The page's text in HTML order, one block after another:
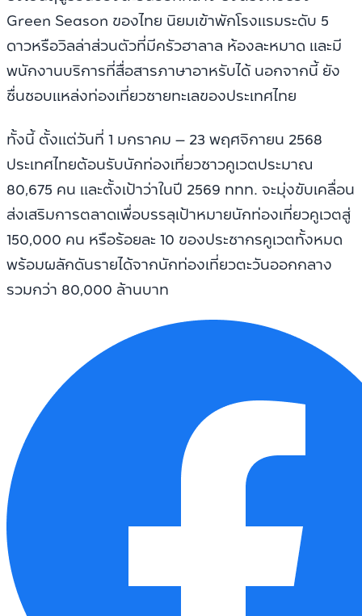
Green Season ของไทย นิยมเข้าพักโรงแรมระดับ 5
ดาวหรือวิลล่าส่วนตัวที่มีครัวฮาลาล ห้องละหมาด และมี
พนักงานบริการที่สื่อสารภาษาอาหรับได้ นอกจากนี้ ยัง
ชื่นชอบแหล่งท่องเที่ยวชายทะเลของประเทศไทย
ทั้งนี้ ตั้งแต่วันที่ 1 มกราคม – 23 พฤศจิกายน 2568
ประเทศไทยต้อนรับนักท่องเที่ยวชาวคูเวตประมาณ
80,675 คน และตั้งเป้าว่าในปี 2569 ททท. จะมุ่งขับเคลื่อน
ส่งเสริมการตลาดเพื่อบรรลุเป้าหมายนักท่องเที่ยวคูเวตสู่
150,000 คน หรือร้อยละ 10 ของประชากรคูเวตทั้งหมด
พร้อมผลักดันรายได้จากนักท่องเที่ยวตะวันออกกลาง
รวมกว่า 80,000 ล้านบาท